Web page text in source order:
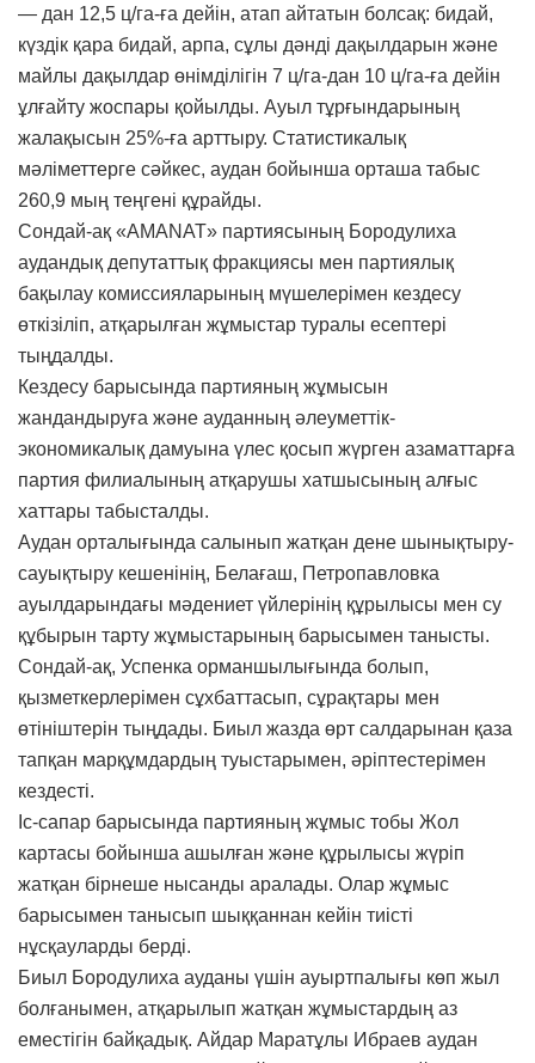
— дан 12,5 ц/га-ға дейін, атап айтатын болсақ: бидай,
күздік қара бидай, арпа, сұлы дәнді дақылдарын және
майлы дақылдар өнімділігін 7 ц/га-дан 10 ц/га-ға дейін
ұлғайту жоспары қойылды. Ауыл тұрғындарының
жалақысын 25%-ға арттыру. Статистикалық
мәліметтерге сәйкес, аудан бойынша орташа табыс
260,9 мың теңгені құрайды.
Сондай-ақ «AMANAT» партиясының Бородулиха
аудандық депутаттық фракциясы мен партиялық
бақылау комиссияларының мүшелерімен кездесу
өткізіліп, атқарылған жұмыстар туралы есептері
тыңдалды.
Кездесу барысында партияның жұмысын
жандандыруға және ауданның әлеуметтік-
экономикалық дамуына үлес қосып жүрген азаматтарға
партия филиалының атқарушы хатшысының алғыс
хаттары табысталды.
Аудан орталығында салынып жатқан дене шынықтыру-
сауықтыру кешенінің, Белағаш, Петропавловка
ауылдарындағы мәдениет үйлерінің құрылысы мен су
құбырын тарту жұмыстарының барысымен танысты.
Сондай-ақ, Успенка орманшылығында болып,
қызметкерлерімен сұхбаттасып, сұрақтары мен
өтініштерін тыңдады. Биыл жазда өрт салдарынан қаза
тапқан марқұмдардың туыстарымен, әріптестерімен
кездесті.
Іс-сапар барысында партияның жұмыс тобы Жол
картасы бойынша ашылған және құрылысы жүріп
жатқан бірнеше нысанды аралады. Олар жұмыс
барысымен танысып шыққаннан кейін тиісті
нұсқауларды берді.
Биыл Бородулиха ауданы үшін ауыртпалығы көп жыл
болғанымен, атқарылып жатқан жұмыстардың аз
еместігін байқадық. Айдар Маратұлы Ибраев аудан